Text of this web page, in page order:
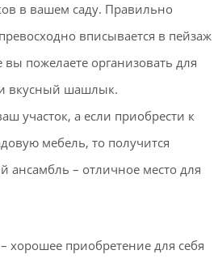
в вашем саду. Правильно
вписывается в пейзаж
пожелаете организовать для
вкусный шашлык.
участок, а если приобрести к
мебель, то получится
– отличное место для
хорошее приобретение для себя